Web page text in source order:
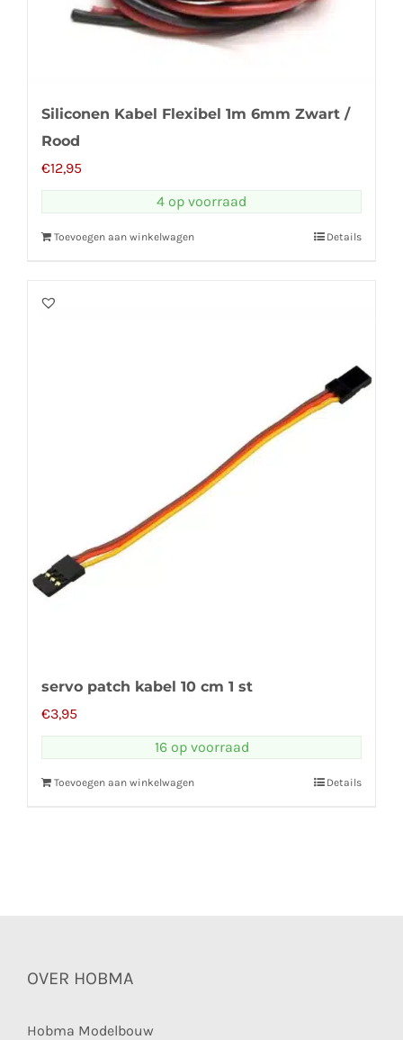
Siliconen Kabel Flexibel 1m 6mm Zwart /
Rood
€12,95
4 op voorraad
Toevoegen aan winkelwagen Details
servo patch kabel 10 cm 1 st
€3,95
16 op voorraad
Toevoegen aan winkelwagen Details
OVER HOBMA
Hobma Modelbouw